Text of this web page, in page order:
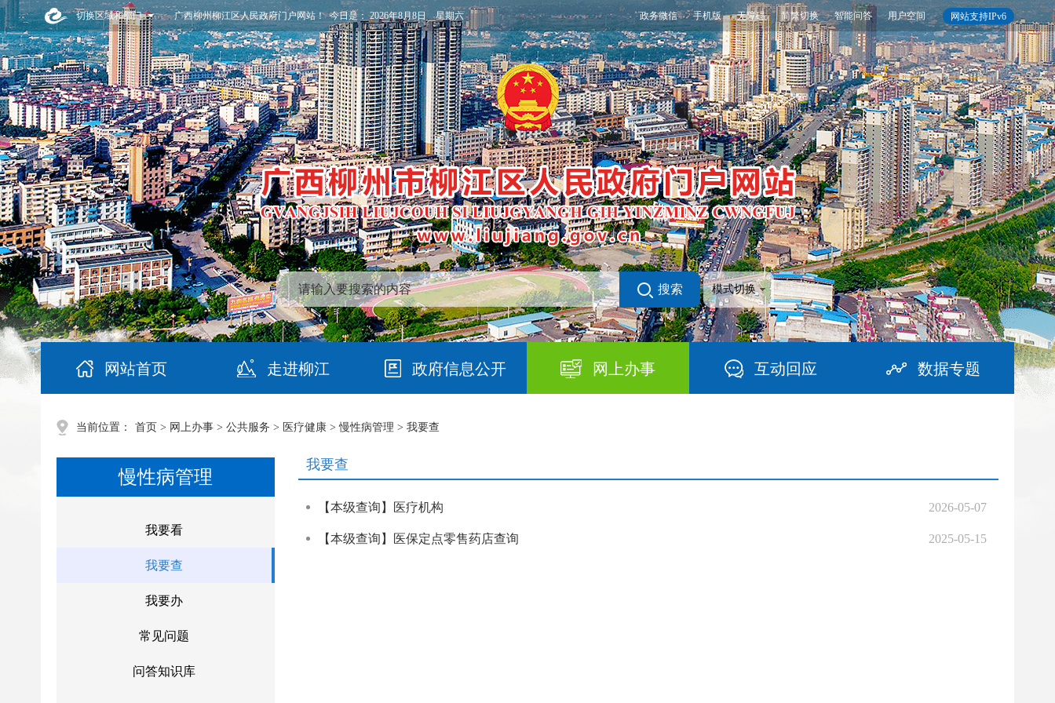
切换区域和部门 网站支持IPv6
政务微信 手机版 无障碍 简繁切换 智能问答 用户空间
广西柳州柳江区人民政府门户网站！ 今日是：2026年8月8日 星期六
搜索 模式切换
网站首页 走进柳江 政府信息公开 网上办事 互动回应 数据专题
当前位置： 首页 > 网上办事 > 公共服务 > 医疗健康 >慢性病管理 > 我要查
慢性病管理
我要看
我要查
我要办
常见问题
问答知识库
我要查
【本级查询】医疗机构 2026-05-07
【本级查询】医保定点零售药店查询 2025-05-15